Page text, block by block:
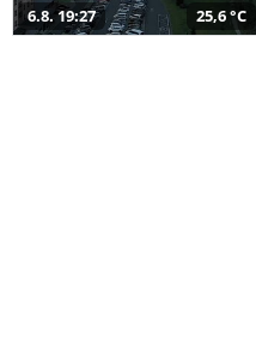
6.8. 19:27 25,6 °C